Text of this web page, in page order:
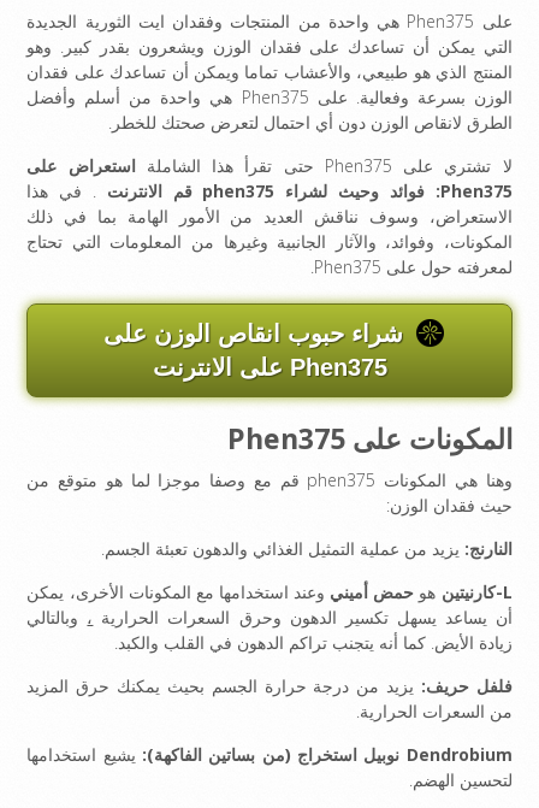
على Phen375 هي واحدة من المنتجات وفقدان ايت الثورية الجديدة
التي يمكن أن تساعدك على فقدان الوزن ويشعرون بقدر كبير. وهو
المنتج الذي هو طبيعي، والأعشاب تماما ويمكن أن تساعدك على فقدان
الوزن بسرعة وفعالية. على Phen375 هي واحدة من أسلم وأفضل
الطرق لانقاص الوزن دون أي احتمال لتعرض صحتك للخطر.
لا تشتري على Phen375 حتى تقرأ هذا الشاملة
استعراض على
Phen375: فوائد وحيث لشراء phen375 قم الانترنت
. في هذا
الاستعراض، وسوف نناقش العديد من الأمور الهامة بما في ذلك
المكونات، وفوائد، والآثار الجانبية وغيرها من المعلومات التي تحتاج
لمعرفته حول على Phen375.
شراء حبوب انقاص الوزن على
Phen375 على الانترنت
المكونات على Phen375
وهنا هي المكونات phen375 قم مع وصفا موجزا لما هو متوقع من
حيث فقدان الوزن:
النارنج: يزيد من عملية التمثيل الغذائي والدهون تعبئة الجسم.
L-كارنيتين
هو حمض أميني وعند استخدامها مع المكونات الأخرى، يمكن
أن يساعد يسهل تكسير الدهون وحرق السعرات الحرارية ، وبالتالي
زيادة الأيض. كما أنه يتجنب تراكم الدهون في القلب والكبد.
فلفل حريف: يزيد من درجة حرارة الجسم بحيث يمكنك حرق المزيد
من السعرات الحرارية.
Dendrobium نوبيل استخراج (من بساتين الفاكهة):
يشيع استخدامها
لتحسين الهضم.